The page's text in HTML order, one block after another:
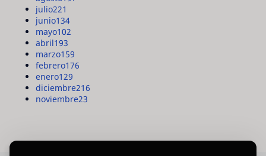
julio221
junio134
mayo102
abril193
marzo159
febrero176
enero129
diciembre216
noviembre23